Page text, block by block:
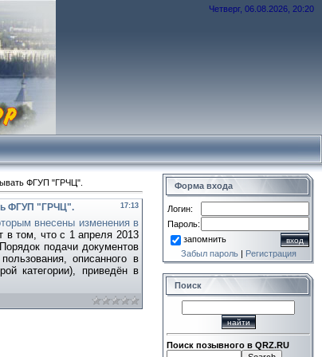
Четверг, 06.08.2026, 20:20
ФГУП "ГРЧЦ".
17:13
ФГУП "ГРЧЦ".
внесены изменения в
в том, что с 1 апреля 2013
подачи документов
описанного в
категории), приведён в
Форма входа
Логин:
Пароль:
запомнить
Забыл пароль| Регистрация
Поиск
Поиск позывного в QRZ.RU